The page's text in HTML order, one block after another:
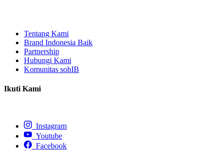
Tentang Kami
Brand Indonesia Baik
Partnership
Hubungi Kami
Komunitas sohIB
Ikuti Kami
Instagram
Youtube
Facebook